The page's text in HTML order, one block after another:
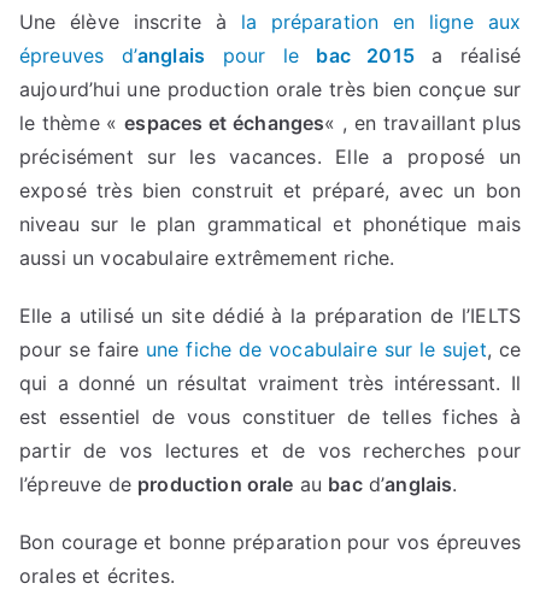
Une élève inscrite à la préparation en ligne aux
épreuves d’anglais pour le bac 2015a réalisé
aujourd’hui une production orale très bien conçue sur
le thème «espaces et échanges« , en travaillant plus
précisément sur les vacances. Elle a proposé un
exposé très bien construit et préparé, avec un bon
niveau sur le plan grammatical et phonétique mais
aussi un vocabulaire extrêmement riche.
Elle a utilisé un site dédié à la préparation de l’IELTS
pour se faire une fiche de vocabulaire sur le sujet, ce
qui a donné un résultat vraiment très intéressant. Il
est essentiel de vous constituer de telles fiches à
partir de vos lectures et de vos recherches pour
l’épreuve de production orale au bacd’anglais.
Bon courage et bonne préparation pour vos épreuves
orales et écrites.